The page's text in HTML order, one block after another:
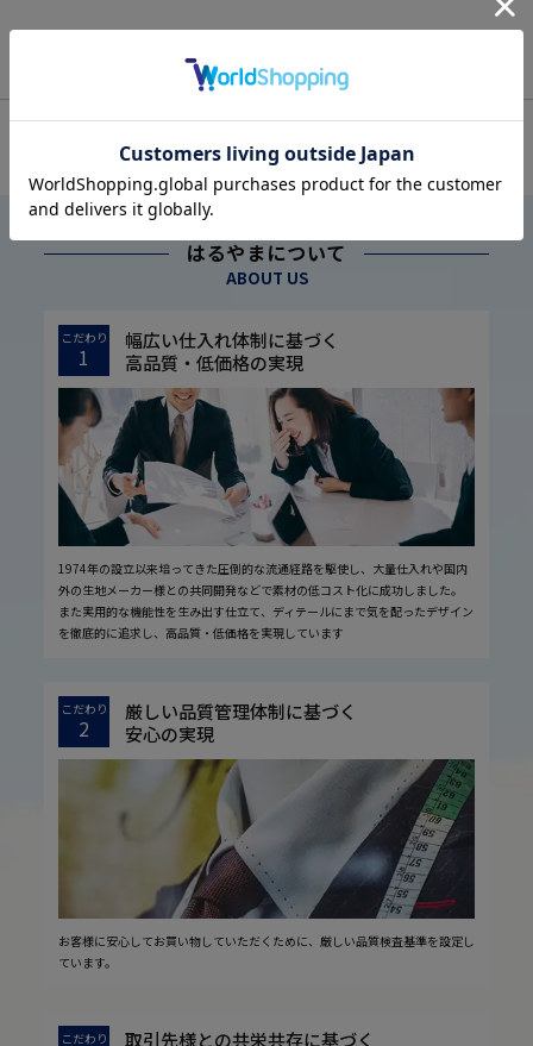
OFFICIAL SNS
はるやまについて
ABOUT US
こだわり
1
幅広い仕入れ体制に基づく
高品質・低価格の実現
1974年の設立以来培ってきた圧倒的な流通経路を駆使し、大量仕入れや国内
外の生地メーカー様との共同開発などで素材の低コスト化に成功しました。
また実用的な機能性を生み出す仕立て、ディテールにまで気を配ったデザイン
を徹底的に追求し、高品質・低価格を実現しています
こだわり
2
厳しい品質管理体制に基づく
安心の実現
お客様に安心してお買い物していただくために、厳しい品質検査基準を設定し
ています。
こだわり
取引先様との共栄共存に基づく